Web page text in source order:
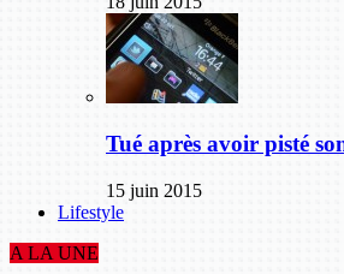
Tué après avoir pisté
15 juin 2015
Lifestyle
A LA UNE